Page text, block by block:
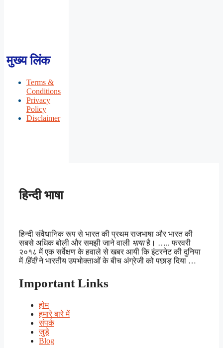
मुख्य लिंक
Terms &
Conditions
Privacy
Policy
Disclaimer
हिन्दी भाषा
हिन्दी संवैधानिक रूप से भारत की प्रथम राजभाषा और भारत की
सबसे अधिक बोली और समझी जाने वाली भाषाहै। ….. फरवरी
२०१८ में एक सर्वेक्षण के हवाले से खबर आयी कि इंटरनेट की दुनिया
में हिंदीने भारतीय उपभोक्ताओं के बीच अंग्रेजी को पछाड़ दिया …
Important Links
होम
हमारे बारे में
संपर्क
जुड़े
Blog